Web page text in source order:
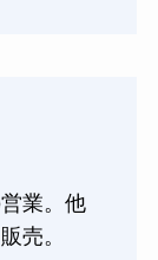
業。他
売。